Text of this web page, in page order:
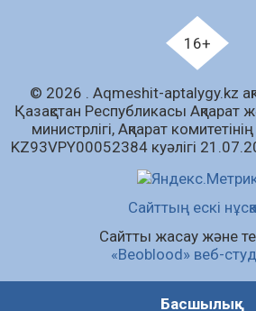
«Дауыс беру учаскесін қалай
07.08.2026
Барлық жаңалық
16+
© 2026 . Аqmeshit-aptalygy.kz
Қазақстан Республикасы Ақпарат
министрлігі, Ақпарат
KZ93VPY00052384 куәлігі
Сайттың ескі
Сайтты жасау және
«Beoblood» веб-
Басшылық